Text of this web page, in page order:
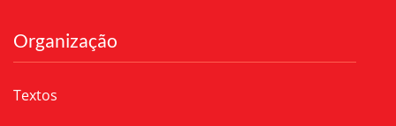
Organização
Textos